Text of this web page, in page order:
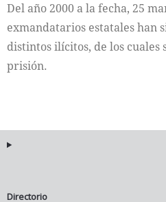
Del año 2000 a la fecha, 25
exmandatarios estatales han
distintos ilícitos, de los cuales
prisión.
Directorio